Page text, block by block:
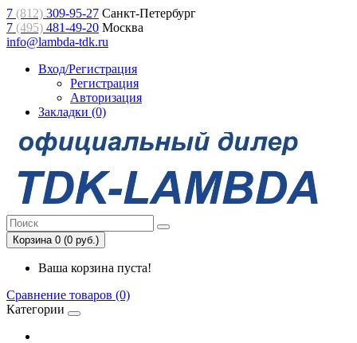
7 (812) 309-95-27 Санкт-Петербург
7 (495) 481-49-20 Москва
info@lambda-tdk.ru
Вход/Регистрация
Регистрация
Авторизация
Закладки (0)
Корзина 0 (0 руб.)
Ваша корзина пуста!
Сравнение товаров (0)
Категории